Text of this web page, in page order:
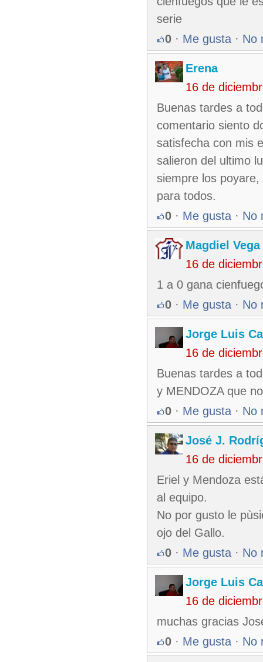
serie
0 · Me gusta · No
Erena
16 de
Buenas tardes a
comentario siento
satisfecha con mis
salieron del ultimo
siempre los
para todos.
0 · Me gusta · No
Magdiel Vega
16 de
1 a 0 gana
0 · Me gusta · No
Jorge Luis
16 de
Buenas tardes a
y MENDOZA que
0 · Me gusta · No
José J.
16 de
Eriel y Mendoza
al equipo.
No por gusto le
ojo del Gallo.
0 · Me gusta · No
Jorge Luis
16 de
muchas gracias
0 · Me gusta · No